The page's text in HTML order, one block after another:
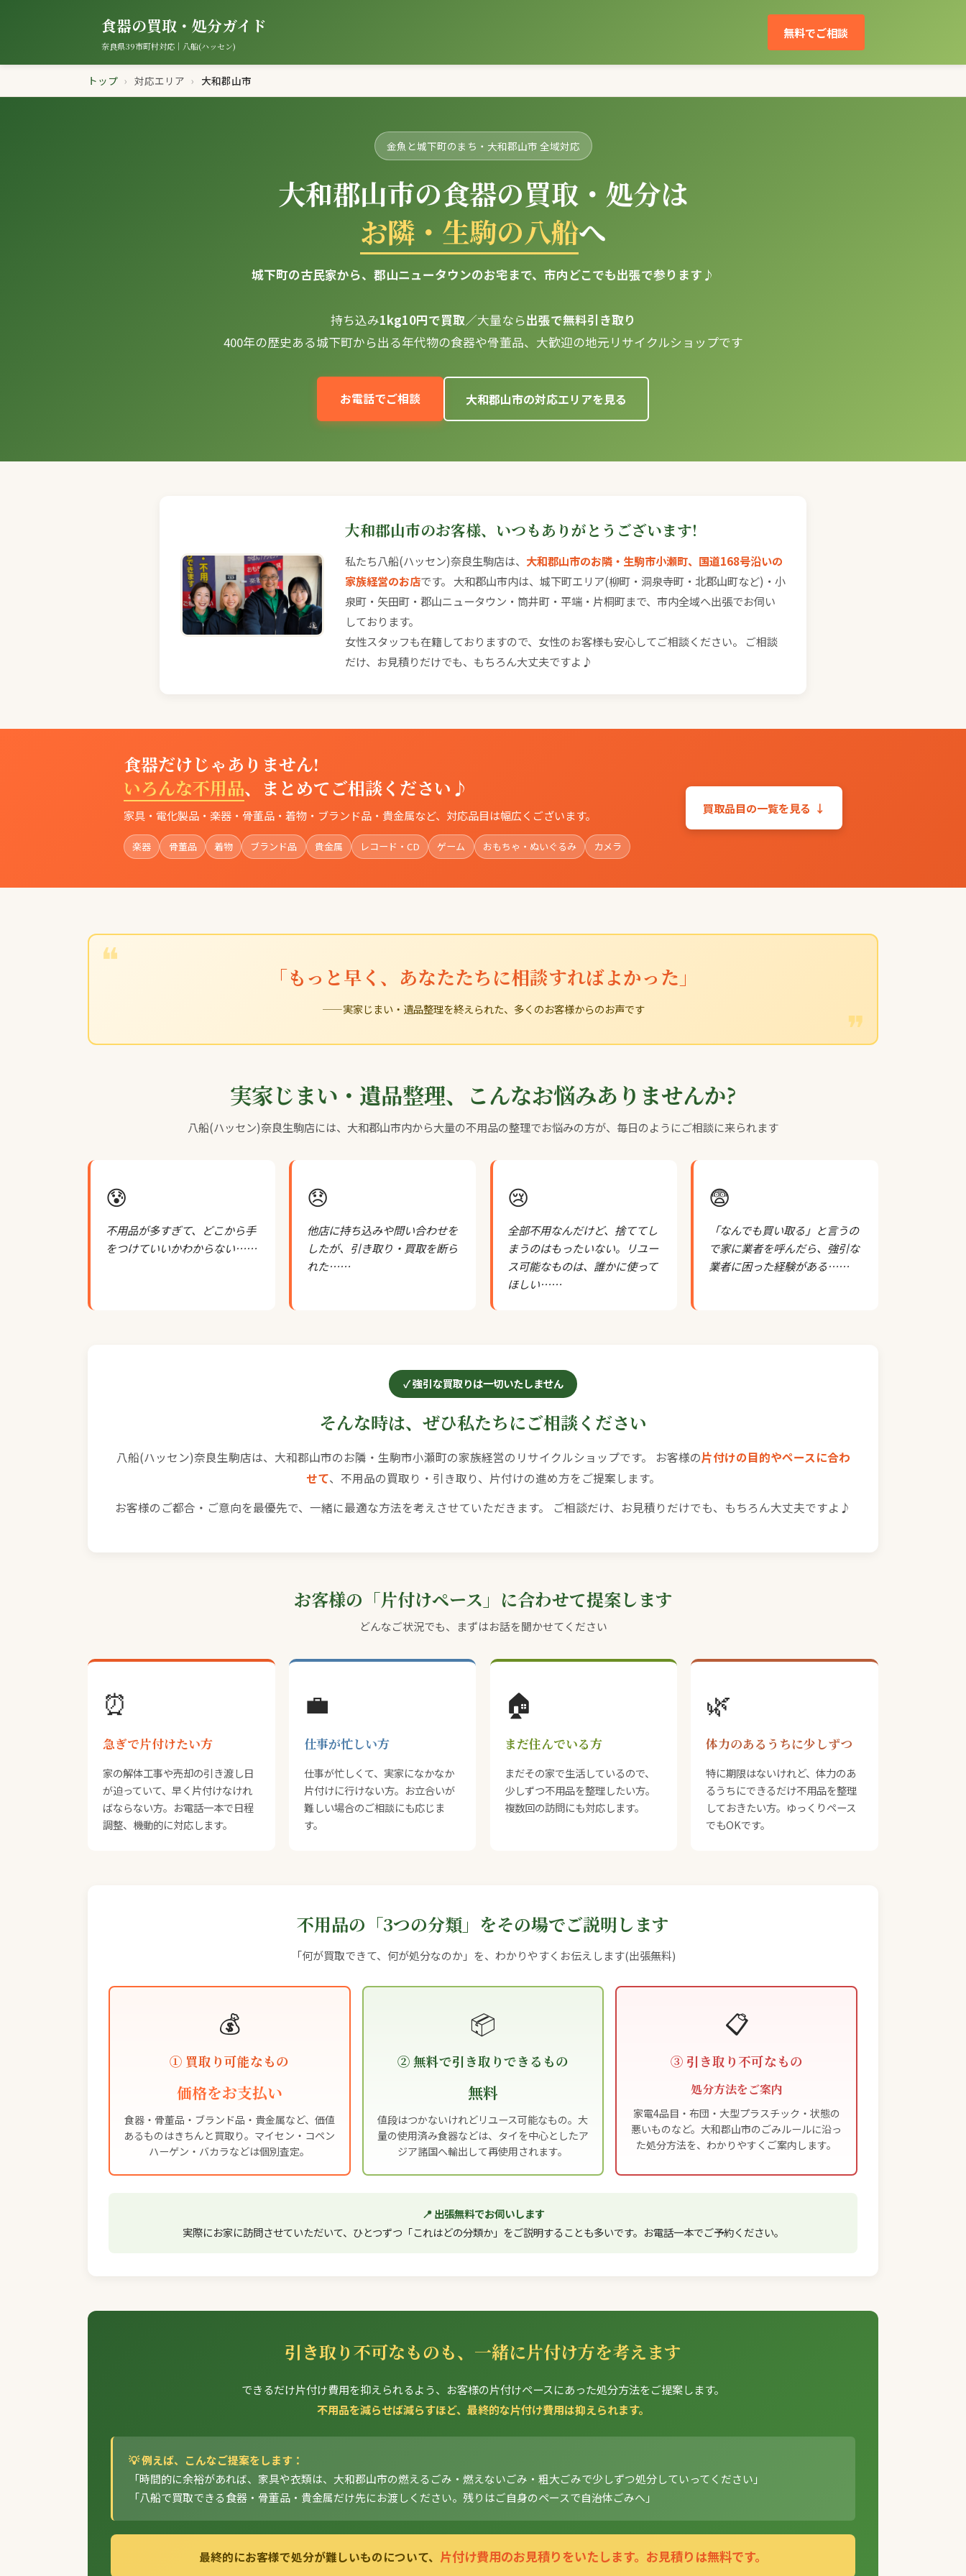
食器の買取・処分ガイド
奈良県39市町村対応｜八船(ハッセン)
無料でご相談
トップ › 対応エリア › 大和郡山市
金魚と城下町のまち・大和郡山市 全域対応
大和郡山市の食器の買取・処分は
お隣・生駒の八船へ
城下町の古民家から、郡山ニュータウンのお宅まで、市内どこでも出張で参ります♪
持ち込み1kg10円で買取／大量なら出張で無料引き取り
400年の歴史ある城下町から出る年代物の食器や骨董品、大歓迎の地元リサイクルショップです
お電話でご相談 大和郡山市の対応エリアを見る
大和郡山市のお客様、いつもありがとうございます!
私たち八船(ハッセン)奈良生駒店は、 大和郡山市のお隣・生駒市小瀬町、国道168号沿いの
家族経営のお店です。 大和郡山市内は、城下町エリア(柳町・洞泉寺町・北郡山町など)・小
泉町・矢田町・郡山ニュータウン・筒井町・平端・片桐町まで、市内全域へ出張でお伺い
しております。
女性スタッフも在籍しておりますので、女性のお客様も安心してご相談ください。 ご相談
だけ、お見積りだけでも、もちろん大丈夫ですよ♪
食器だけじゃありません!
いろんな不用品、まとめてご相談ください♪
家具・電化製品・楽器・骨董品・着物・ブランド品・貴金属など、対応品目は幅広くございます。
楽器 骨董品 着物 ブランド品 貴金属 レコード・CD ゲーム おもちゃ・ぬいぐるみ カメラ
買取品目の一覧を見る ↓
「もっと早く、あなたたちに相談すればよかった」
——実家じまい・遺品整理を終えられた、多くのお客様からのお声です
実家じまい・遺品整理、こんなお悩みありませんか?
八船(ハッセン)奈良生駒店には、大和郡山市内から大量の不用品の整理でお悩みの方が、毎日のようにご相談に来られます
😰
不用品が多すぎて、どこから手
をつけていいかわからない……
😞
他店に持ち込みや問い合わせを
したが、引き取り・買取を断ら
れた……
😢
全部不用なんだけど、捨ててし
まうのはもったいない。リユー
ス可能なものは、誰かに使って
ほしい……
😨
「なんでも買い取る」と言うの
で家に業者を呼んだら、強引な
業者に困った経験がある……
強引な買取りは一切いたしません
そんな時は、ぜひ私たちにご相談ください
八船(ハッセン)奈良生駒店は、大和郡山市のお隣・生駒市小瀬町の家族経営のリサイクルショップです。 お客様の片付けの目的やペースに合わ
せて、不用品の買取り・引き取り、片付けの進め方をご提案します。
お客様のご都合・ご意向を最優先で、一緒に最適な方法を考えさせていただきます。 ご相談だけ、お見積りだけでも、もちろん大丈夫ですよ♪
お客様の「片付けペース」に合わせて提案します
どんなご状況でも、まずはお話を聞かせてください
⏰
急ぎで片付けたい方
家の解体工事や売却の引き渡し日
が迫っていて、早く片付けなけれ
ばならない方。お電話一本で日程
調整、機動的に対応します。
💼
仕事が忙しい方
仕事が忙しくて、実家になかなか
片付けに行けない方。お立合いが
難しい場合のご相談にも応じま
す。
🏠
まだ住んでいる方
まだその家で生活しているので、
少しずつ不用品を整理したい方。
複数回の訪問にも対応します。
🌿
体力のあるうちに少しずつ
特に期限はないけれど、体力のあ
るうちにできるだけ不用品を整理
しておきたい方。ゆっくりペース
でもOKです。
不用品の「3つの分類」をその場でご説明します
「何が買取できて、何が処分なのか」を、わかりやすくお伝えします(出張無料)
💰
① 買取り可能なもの
価格をお支払い
食器・骨董品・ブランド品・貴金属など、価値
あるものはきちんと買取り。マイセン・コペン
ハーゲン・バカラなどは個別査定。
📦
② 無料で引き取りできるもの
無料
値段はつかないけれどリユース可能なもの。大
量の使用済み食器などは、タイを中心としたア
ジア諸国へ輸出して再使用されます。
📋
③ 引き取り不可なもの
処分方法をご案内
家電4品目・布団・大型プラスチック・状態の
悪いものなど。大和郡山市のごみルールに沿っ
た処分方法を、わかりやすくご案内します。
📍 出張無料でお伺いします
実際にお家に訪問させていただいて、ひとつずつ「これはどの分類か」をご説明することも多いです。お電話一本でご予約ください。
引き取り不可なものも、一緒に片付け方を考えます
できるだけ片付け費用を抑えられるよう、お客様の片付けペースにあった処分方法をご提案します。
不用品を減らせば減らすほど、最終的な片付け費用は抑えられます。
💡 例えば、こんなご提案をします：
「時間的に余裕があれば、家具や衣類は、大和郡山市の燃えるごみ・燃えないごみ・粗大ごみで少しずつ処分していってください」
「八船で買取できる食器・骨董品・貴金属だけ先にお渡しください。残りはご自身のペースで自治体ごみへ」
最終的にお客様で処分が難しいものについて、 片付け費用のお見積りをいたします。お見積りは無料です。